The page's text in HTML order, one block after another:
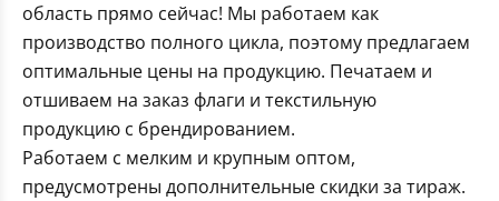
область прямо сейчас! Мы работаем как
производство полного цикла, поэтому предлагаем
оптимальные цены на продукцию. Печатаем и
отшиваем на заказ флаги и текстильную
продукцию с брендированием.
Работаем с мелким и крупным оптом,
предусмотрены дополнительные скидки за тираж.